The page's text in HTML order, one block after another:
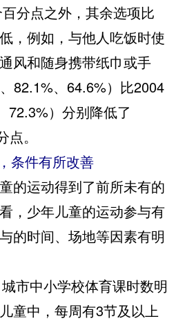
分点之外，其余选项比
，例如，与他人吃饭时使
风和随身携带纸巾或手
82.1%、64.6%）比2004
72.3%）分别降低了
。
件有所改善
运动得到了前所未有的
，少年儿童的运动参与有
的时间、场地等因素有明
中小学校体育课时数明
童中，每周有3节及以上